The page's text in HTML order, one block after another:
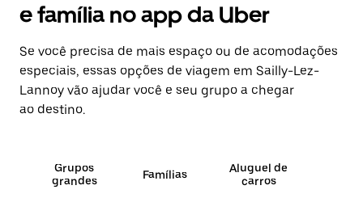
e família no app da Uber
Se você precisa de mais espaço ou de acomodações
especiais, essas opções de viagem em Sailly-Lez-
Lannoy vão ajudar você e seu grupo a chegar
ao destino.
Grupos
grandes
Famílias
Aluguel de
carros